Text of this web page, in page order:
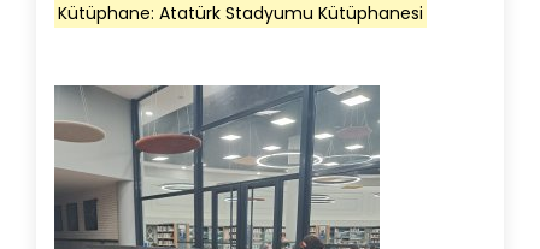
Kütüphane: Atatürk Stadyumu Kütüphanesi